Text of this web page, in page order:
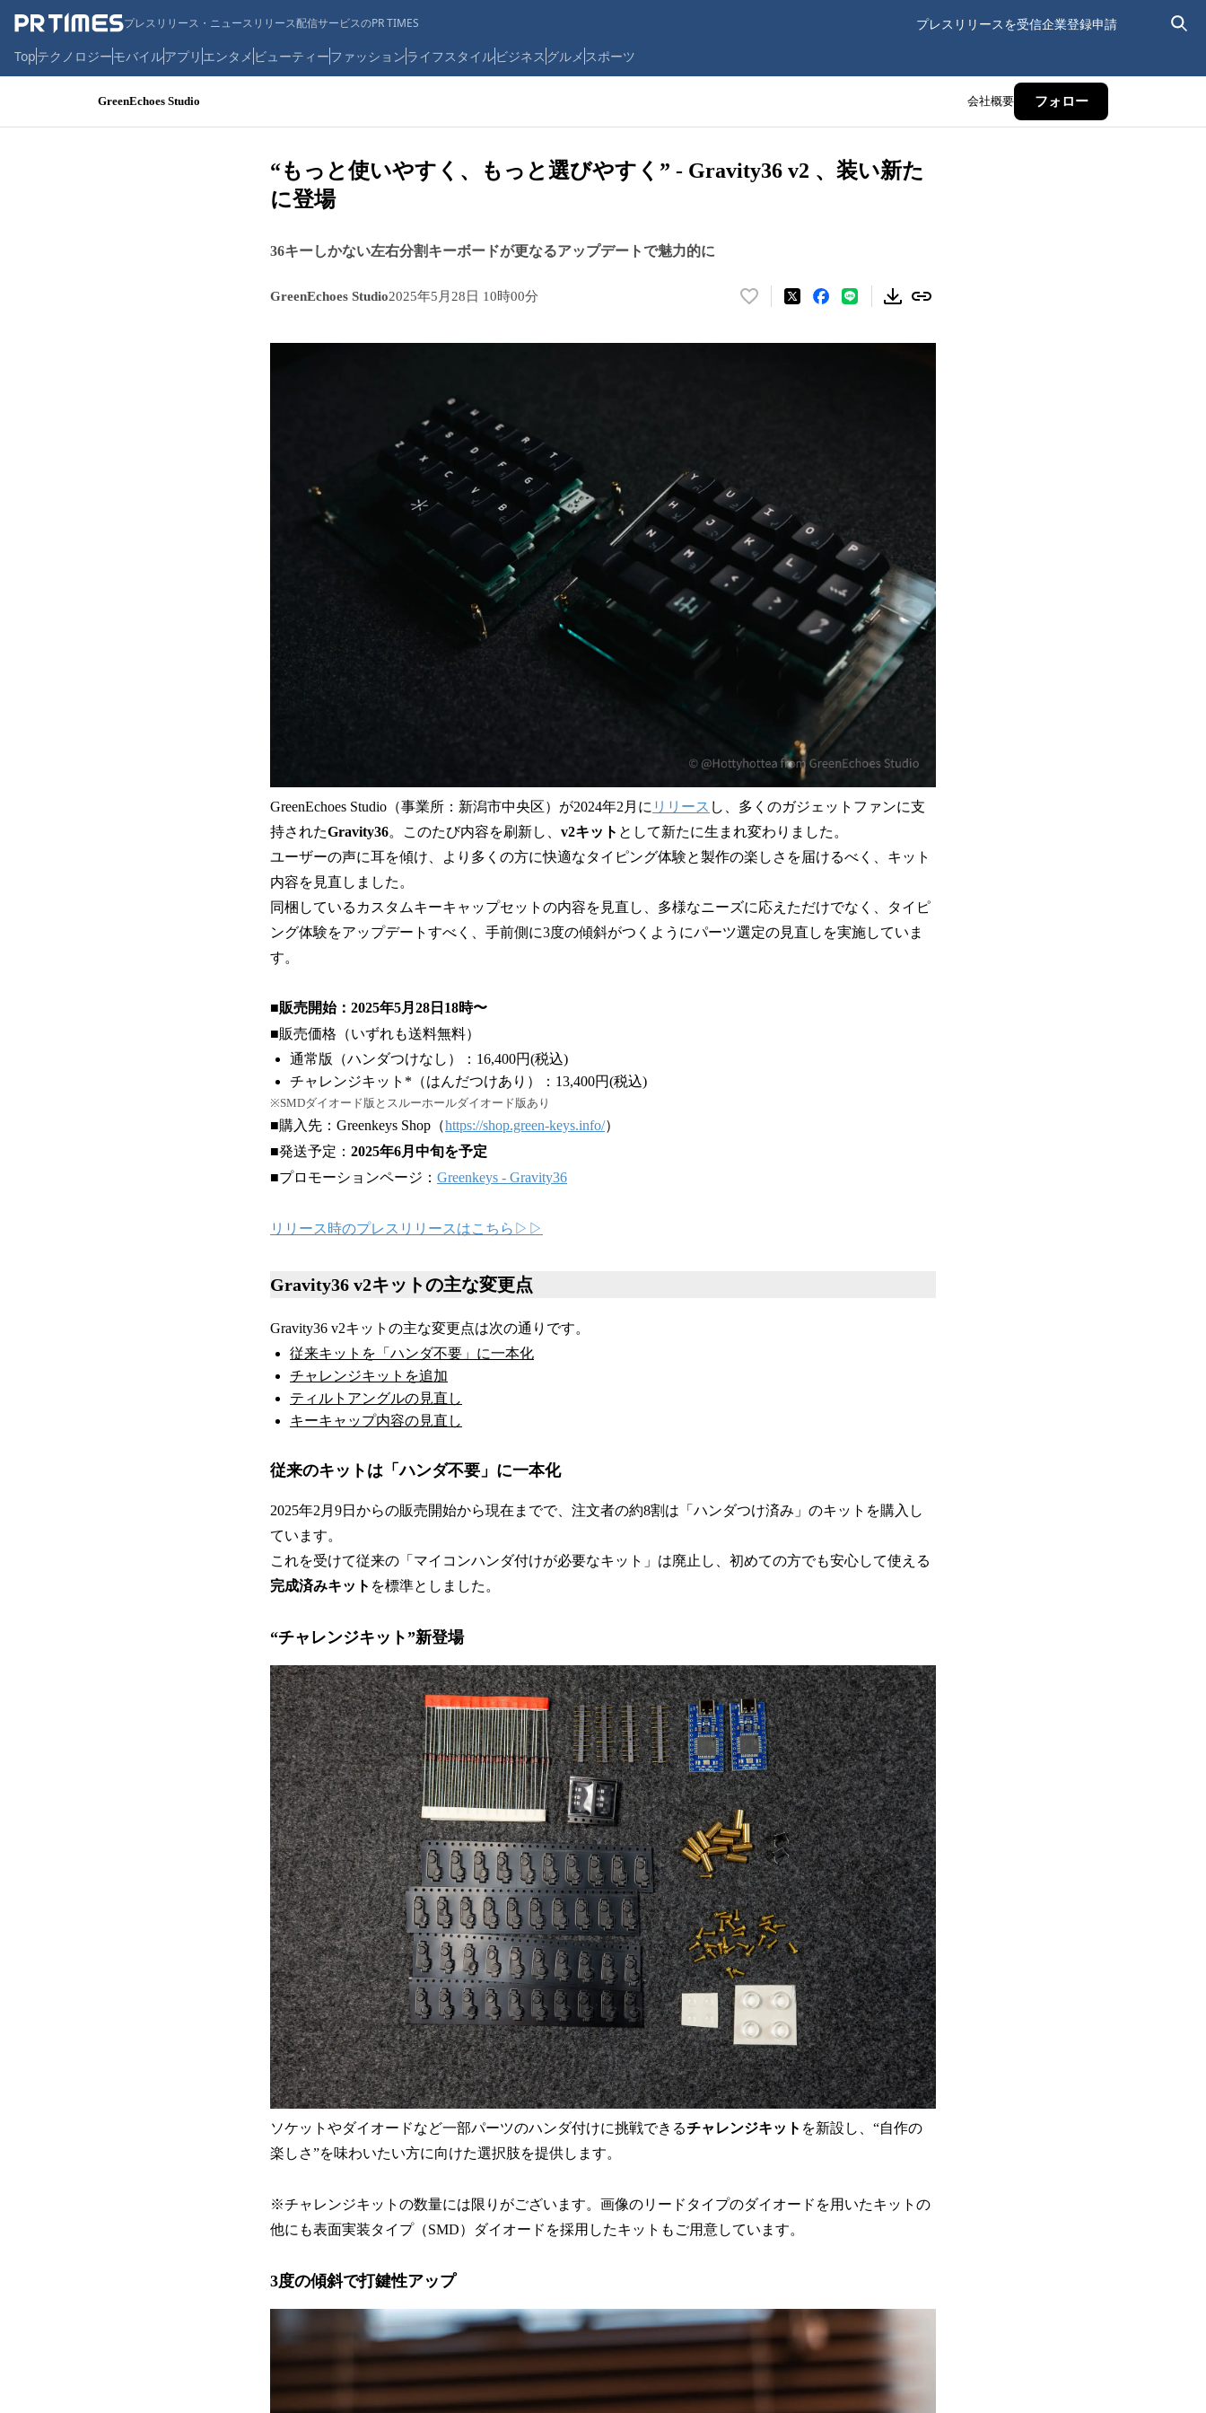
プレスリリース・ニュースリリース配信サービスのPR TIMES プレスリリースを受信企業登録申請
Topテクノロジーモバイルアプリ エンタメ ビューティーファッションライフスタイルビジネス グルメ スポーツ
GreenEchoes Studio 会社概要 フォロー
“もっと使いやすく、もっと選びやすく” - Gravity36 v2 、装い新た
に登場
36キーしかない左右分割キーボードが更なるアップデートで魅力的に
GreenEchoes Studio2025年5月28日 10時00分
い
ね
で
す
GreenEchoes Studio（事業所：新潟市中央区）が2024年2月に リリース し、多くのガジェットファンに支
持されたGravity36。このたび内容を刷新し、 v2キット として新たに生まれ変わりました。
ユーザーの声に耳を傾け、より多くの方に快適なタイピング体験と製作の楽しさを届けるべく、キット
内容を見直しました。
同梱しているカスタムキーキャップセットの内容を見直し、多様なニーズに応えただけでなく、タイピ
ング体験をアップデートすべく、手前側に3度の傾斜がつくようにパーツ選定の見直しを実施していま
す。
■販売開始：2025年5月28日18時〜
■販売価格（いずれも送料無料）
通常版（ハンダつけなし）：16,400円(税込)
チャレンジキット*（はんだつけあり）：13,400円(税込)
※SMDダイオード版とスルーホールダイオード版あり
■購入先：Greenkeys Shop（https://shop.green-keys.info/）
■発送予定： 2025年6月中旬を予定
■プロモーションページ： Greenkeys - Gravity36
リリース時のプレスリリースはこちら▷▷
Gravity36 v2キットの主な変更点
Gravity36 v2キットの主な変更点は次の通りです。
従来キットを「ハンダ不要」に一本化
チャレンジキットを追加
ティルトアングルの見直し
キーキャップ内容の見直し
従来のキットは「ハンダ不要」に一本化
2025年2月9日からの販売開始から現在までで、注文者の約8割は「ハンダつけ済み」のキットを購入し
ています。
これを受けて従来の「マイコンハンダ付けが必要なキット」は廃止し、初めての方でも安心して使える
完成済みキット を標準としました。
“チャレンジキット”新登場
ソケットやダイオードなど一部パーツのハンダ付けに挑戦できるチャレンジキット を新設し、“自作の
楽しさ”を味わいたい方に向けた選択肢を提供します。
※チャレンジキットの数量には限りがございます。画像のリードタイプのダイオードを用いたキットの
他にも表面実装タイプ（SMD）ダイオードを採用したキットもご用意しています。
3度の傾斜で打鍵性アップ